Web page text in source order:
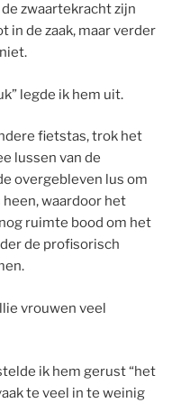
zwaartekracht zijn
in de zaak, maar verder
legde ik hem uit.
fietstas, trok het
lussen van de
overgebleven lus om
waardoor het
ruimte bood om het
de profisorisch
vrouwen veel
ik hem gerust “het
te veel in te weinig